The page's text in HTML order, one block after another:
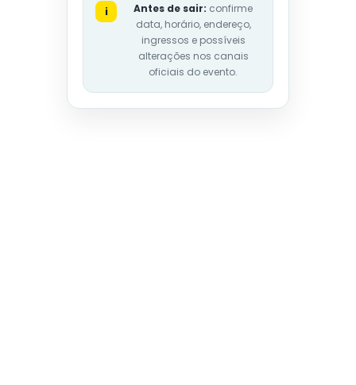
i Antes de sair: confirme
data, horário, endereço,
ingressos e possíveis
alterações nos canais
oficiais do evento.